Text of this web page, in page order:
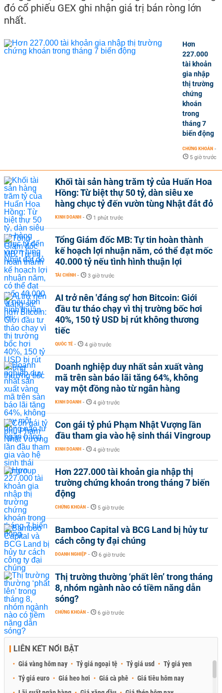
đó cổ phiếu GEX ghi nhận giá trị bán ròng lớn
nhất.
Hơn
227.000
tài khoản
gia nhập
thị trường
chứng
khoán
trong
tháng 7
biến động
CHỨNG KHOÁN -
5 giờ trước
Khối tài sản hàng trăm tỷ của Huấn Hoa
Hồng: Từ biệt thự 50 tỷ, dàn siêu xe
hàng chục tỷ đến vườn tùng Nhật đắt đỏ
KINH DOANH - 1 phút trước
Tổng Giám đốc MB: Tự tin hoàn thành
kế hoạch lợi nhuận năm, có thể đạt mốc
40.000 tỷ nếu tình hình thuận lợi
TÀI CHÍNH - 3 giờ trước
AI trở nên 'đáng sợ' hơn Bitcoin: Giới
đầu tư tháo chạy vì thị trường bốc hơi
40%, 150 tỷ USD bị rút không thương
tiếc
QUỐC TẾ - 4 giờ trước
Doanh nghiệp duy nhất sản xuất vàng
mã trên sàn báo lãi tăng 64%, không
vay một đồng nào từ ngân hàng
KINH DOANH - 4 giờ trước
Con gái tỷ phú Phạm Nhật Vượng lần
đầu tham gia vào hệ sinh thái Vingroup
KINH DOANH - 4 giờ trước
Hơn 227.000 tài khoản gia nhập thị
trường chứng khoán trong tháng 7 biến
động
CHỨNG KHOÁN - 5 giờ trước
Bamboo Capital và BCG Land bị hủy tư
cách công ty đại chúng
DOANH NGHIỆP - 6 giờ trước
Thị trường thường ‘phất lên’ trong tháng
8, nhóm ngành nào có tiềm năng dẫn
sóng?
CHỨNG KHOÁN - 6 giờ trước
LIÊN KẾT NỔI BẬT
Giá vàng hôm nay Tỷ giá ngoại tệ Tỷ giá usd
Tỷ giá yen
Tỷ giá euro
Giá heo hơi Giá cà phê
Giá tiêu hôm nay